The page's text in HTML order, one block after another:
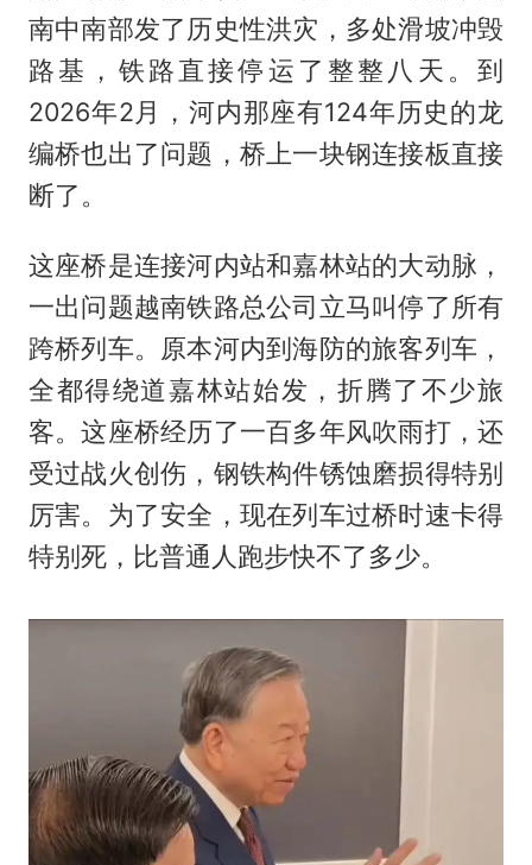
南中南部发了历史性洪灾，多处滑坡冲毁
路基，铁路直接停运了整整八天。到
2026年2月，河内那座有124年历史的龙
编桥也出了问题，桥上一块钢连接板直接
断了。
这座桥是连接河内站和嘉林站的大动脉，
一出问题越南铁路总公司立马叫停了所有
跨桥列车。原本河内到海防的旅客列车，
全都得绕道嘉林站始发，折腾了不少旅
客。这座桥经历了一百多年风吹雨打，还
受过战火创伤，钢铁构件锈蚀磨损得特别
厉害。为了安全，现在列车过桥时速卡得
特别死，比普通人跑步快不了多少。